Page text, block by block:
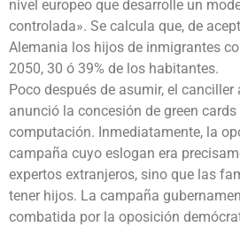
nivel europeo que desarrolle un
controlada». Se calcula que, de
Alemania los hijos de inmigrantes
2050, 30 ó 39% de los habitantes.
Poco después de asumir, el canciller
anunció la concesión de green
computación. Inmediatamente, la
campaña cuyo eslogan era
expertos extranjeros, sino que las
tener hijos. La campaña
combatida por la oposición